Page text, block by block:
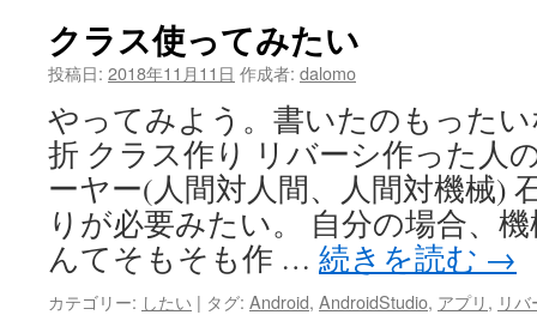
クラス使ってみたい
投稿日: 2018年11月11日 作成者: dalomo
やってみよう。書いたのもった
折 クラス作り リバーシ作った人
ーヤー(人間対人間、人間対機械)
りが必要みたい。 自分の場合、
んてそもそも作 … 続きを読む →
カテゴリー: したい | タグ: Android, AndroidStudio, アプリ, リ